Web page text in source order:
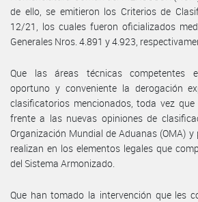
de ello, se emitieron los Criterios de
12/21, los cuales fueron oficializados
Generales Nros. 4.891 y 4.923,
Que las áreas técnicas competentes
oportuno y conveniente la derogación
clasificatorios mencionados, toda vez
frente a las nuevas opiniones de
Organización Mundial de Aduanas (OMA)
realizan en los elementos legales que
del Sistema Armonizado.
Que han tomado la intervención que les